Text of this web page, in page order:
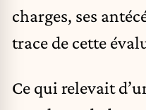
charges, ses
trace de cette
Ce qui relevait